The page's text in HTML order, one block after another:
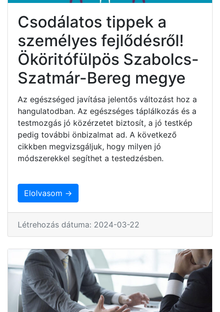
Csodálatos tippek a
személyes fejlődésről!
Ököritófülpös Szabolcs-
Szatmár-Bereg megye
Az egészséged javítása jelentős változást hoz a
hangulatodban. Az egészséges táplálkozás és a
testmozgás jó közérzetet biztosít, a jó testkép
pedig további önbizalmat ad. A következő
cikkben megvizsgáljuk, hogy milyen jó
módszerekkel segíthet a testedzésben.
Elolvasom →
Létrehozás dátuma: 2024-03-22